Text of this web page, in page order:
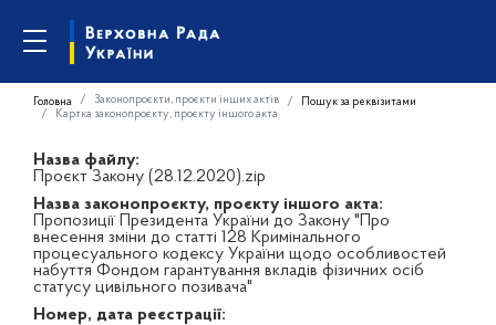
Головна Законопроєкти, проєкти інших актів
Пошук за реквізитами
Картка законопроєкту, проєкту іншого акта
Назва файлу:
Проєкт Закону (28.12.2020).zip
Назва законопроєкту, проєкту іншого акта:
Пропозиції Президента України до Закону "Про
внесення зміни до статті 128 Кримінального
процесуального кодексу України щодо особливостей
набуття Фондом гарантування вкладів фізичних осіб
статусу цивільного позивача"
Номер, дата реєстрації: